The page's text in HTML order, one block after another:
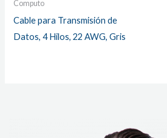
Computo
Cable para Transmisión de
Datos, 4 Hilos, 22 AWG, Gris